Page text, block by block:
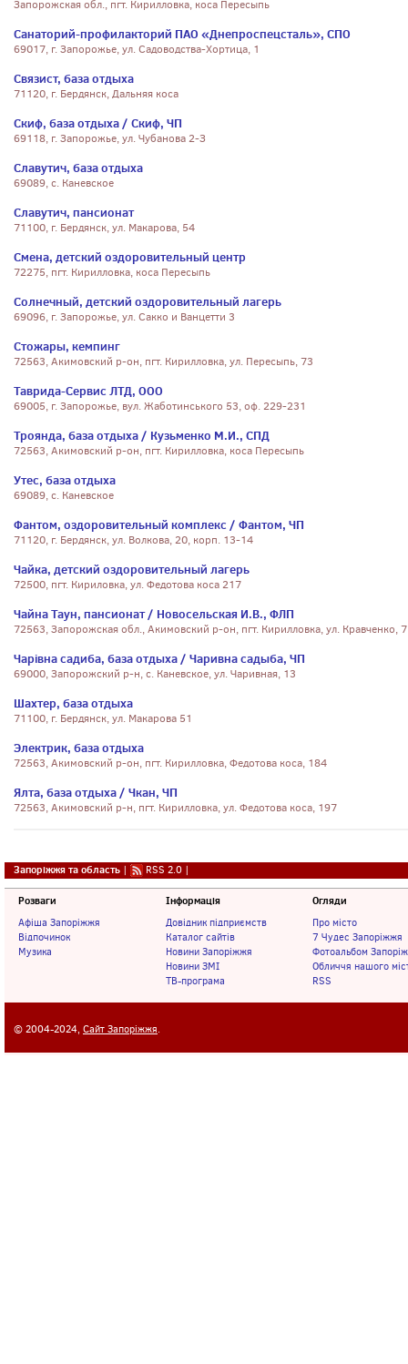
Запорожская обл., пгт. Кирилловка, коса Пересыпь
Санаторий-профилакторий ПАО «Днепроспецсталь», СПО
69017, г. Запорожье, ул. Садоводства-Хортица, 1
Связист, база отдыха
71120, г. Бердянск, Дальняя коса
Скиф, база отдыха / Скиф, ЧП
69118, г. Запорожье, ул. Чубанова 2-З
Славутич, база отдыха
69089, с. Каневское
Славутич, пансионат
71100, г. Бердянск, ул. Макарова, 54
Смена, детский оздоровительный центр
72275, пгт. Кирилловка, коса Пересыпь
Солнечный, детский оздоровительный лагерь
69096, г. Запорожье, ул. Сакко и Ванцетти 3
Стожары, кемпинг
72563, Акимовский р-он, пгт. Кирилловка, ул. Пересыпь, 73
Таврида-Сервис ЛТД, ООО
69005, г. Запорожье, вул. Жаботинського 53, оф. 229-231
Троянда, база отдыха / Кузьменко М.И., СПД
72563, Акимовский р-он, пгт. Кирилловка, коса Пересыпь
Утес, база отдыха
69089, с. Каневское
Фантом, оздоровительный комплекс / Фантом, ЧП
71120, г. Бердянск, ул. Волкова, 20, корп. 13-14
Чайка, детский оздоровительный лагерь
72500, пгт. Кириловка, ул. Федотова коса 217
Чайна Таун, пансионат / Новосельская И.В., ФЛП
72563, Запорожская обл., Акимовский р-он, пгт. Кирилловка, ул. Кравченко, 7
Чарівна садиба, база отдыха / Чаривна садыба, ЧП
69000, Запорожский р-н, с. Каневское, ул. Чаривная, 13
Шахтер, база отдыха
71100, г. Бердянск, ул. Макарова 51
Электрик, база отдыха
72563, Акимовский р-он, пгт. Кирилловка, Федотова коса, 184
Ялта, база отдыха / Чкан, ЧП
72563, Акимовский р-н, пгт. Кирилловка, ул. Федотова коса, 197
Запоріжжя та область | RSS 2.0 |
Розваги
Афіша Запоріжжя
Відпочинок
Музика
Інформація
Довідник підприємств
Каталог сайтів
Новини Запоріжжя
Новини ЗМІ
ТВ-програма
Огляди
Про місто
7 Чудес Запоріжжя
Фотоальбом
Обличчя нашого
RSS
© 2004-2024, Сайт Запоріжжя.